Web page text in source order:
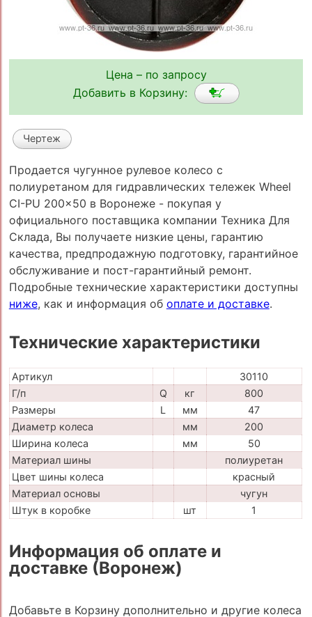
Цена – по запросу
Добавить в Корзину:
Чертеж
Продается чугунное рулевое колесо с
полиуретаном для гидравлических тележек Wheel
CI-PU 200x50 в Воронеже - покупая у
официального поставщика компании Техника Для
Склада, Вы получаете низкие цены, гарантию
качества, предпродажную подготовку, гарантийное
обслуживание и пост-гарантийный ремонт.
Подробные технические характеристики доступны
ниже, как и информация об оплате и доставке.
Технические характеристики
Артикул
30110
Г/п
Q кг
800
Размеры
L мм
47
Диаметр колеса
мм
200
Ширина колеса
мм
50
Материал шины
полиуретан
Цвет шины колеса
красный
Материал основы
чугун
Штук в коробке
шт 1
Информация об оплате и
доставке (Воронеж)
Добавьте в Корзину дополнительно и другие колеса